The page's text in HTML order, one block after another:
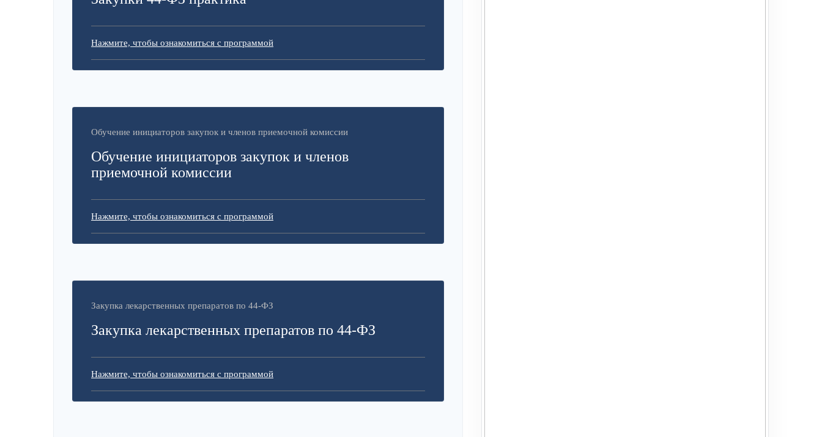
Нажмите, чтобы ознакомиться с программой
Обучение инициаторов закупок и членов приемочной комиссии
Обучение инициаторов закупок и членов
приемочной комиссии
Нажмите, чтобы ознакомиться с программой
Закупка лекарственных препаратов по 44-ФЗ
Закупка лекарственных препаратов по 44-ФЗ
Нажмите, чтобы ознакомиться с программой